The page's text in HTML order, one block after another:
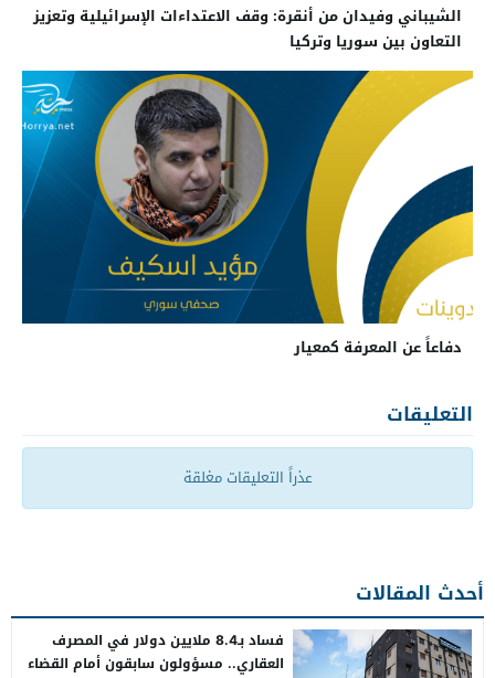
الشيباني وفيدان من أنقرة: وقف الاعتداءات الإسرائيلية وتعزيز
التعاون بين سوريا وتركيا
دفاعاً عن المعرفة كمعيار
التعليقات
عذراً التعليقات مغلقة
أحدث المقالات
فساد بـ8.4 ملايين دولار في المصرف
العقاري.. مسؤولون سابقون أمام القضاء